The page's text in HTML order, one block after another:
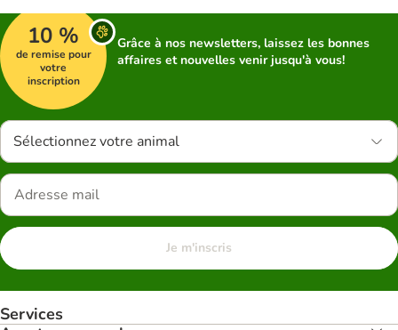
10 %
de remise pour
votre
inscription
Grâce à nos newsletters, laissez les bonnes
affaires et nouvelles venir jusqu'à vous!
Sélectionnez votre animal
Je m'inscris
Services